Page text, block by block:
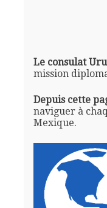
Le consulat
mission
Depuis cette
naviguer à
Mexique.